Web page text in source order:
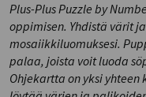
Plus-Plus Puzzle by
oppimisen. Yhdistä värit
mosaiikkiluomuksesi.
palaa, joista voit luoda
Ohjekartta on yksi